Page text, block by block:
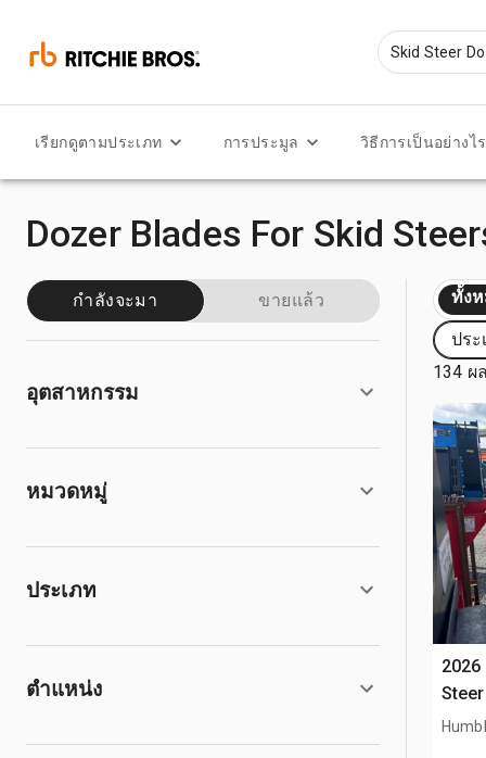
เรียกดูตามประเภท การประมูล วิธีการเป็นอย่างไร
Dozer Blades For Skid
กำลังจะมา ขายแล้ว
อุตสาหกรรม
หมวดหมู่
ประเภท
ตำแหน่ง
ทั้ง
ประ
134 ผ
2026